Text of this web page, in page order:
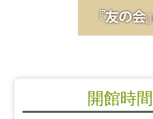
開館時